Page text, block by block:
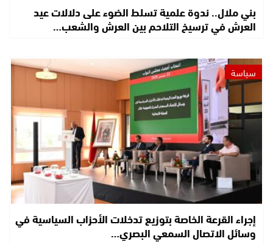
بني ملال.. ندوة علمية تسلط الضوء على دلالات عيد
العرش في ترسيخ التلاحم بين العرش والشعب…
سياسة
إجراء القرعة الخاصة بتوزيع تدخلات الأحزاب السياسية في
وسائل الاتصال السمعي البصري…